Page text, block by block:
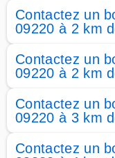
Contactez un
09220 à 2 km
Contactez un
09220 à 2 km
Contactez un
09220 à 3 km
Contactez un